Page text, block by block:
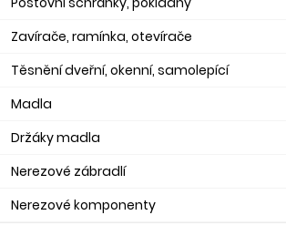
Zavírače, ramínka, otevírače
Těsnění dveřní, okenní, samolepící
Madla
Držáky madla
Nerezové zábradlí
Nerezové komponenty